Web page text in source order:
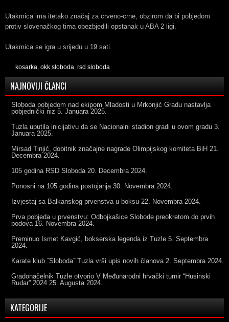
Utakmica ima itetako značaj za crveno-crne, obzirom da bi pobjedom
protiv slovenačkog tima obezbjedili opstanak u ABA 2 ligi.
Utakmica se igra u srijedu u 19 sati.
kosarka, okk sloboda, rsd sloboda
NAJNOVIJI ČLANCI
Sloboda pobjedom nad ekipom Mladosti u Mrkonjić Gradu nastavlja
pobjednički niz 5. Januara 2025.
Tuzla uputila inicijativu da se Nacionalni stadion gradi u ovom gradu 3.
Januara 2025.
Mirsad Tinjić, dobitnik značajne nagrade Olimpijskog komiteta BiH 21.
Decembra 2024.
105 godina RSD Sloboda 20. Decembra 2024.
Ponosni na 105 godina postojanja 30. Novembra 2024.
Izvjestaj sa Balkanskog prvenstva u boksu 22. Novembra 2024.
Prva pobjeda u prvenstvu: Odbojkašice Slobode preokretom do prvih
bodova 16. Novembra 2024.
Preminuo Ismet Kavgić, bokserska legenda iz Tuzle 5. Septembra
2024.
Karate klub ˝Sloboda˝ Tuzla vrši upis novih članova 2. Septembra 2024.
Gradonačelnik Tuzle otvorio V Međunarodni hrvački turnir “Husinski
Rudar” 2024 25. Augusta 2024.
KATEGORIJE